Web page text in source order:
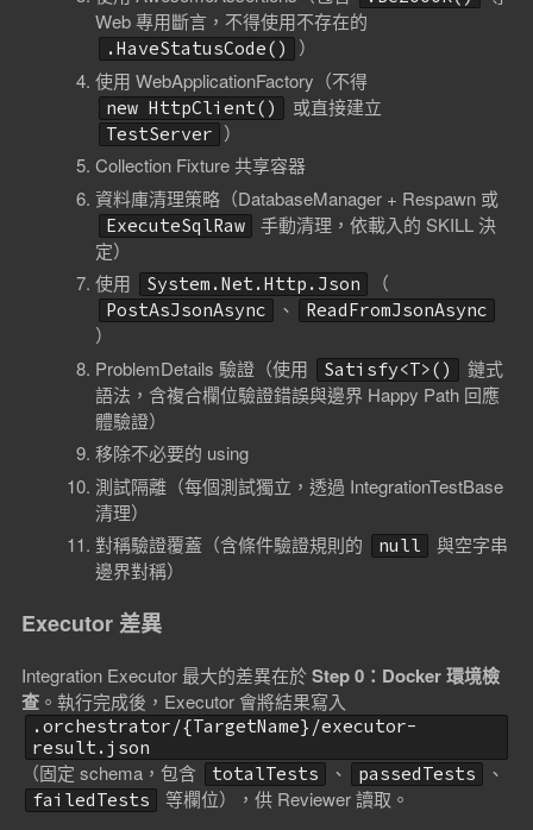
Web 專用斷言，不得使用不存在的
.HaveStatusCode()
）
使用 WebApplicationFactory（不得
new HttpClient() 或直接建立
TestServer ）
Collection Fixture 共享容器
資料庫清理策略（DatabaseManager + Respawn 或
ExecuteSqlRaw
手動清理，依載入的 SKILL 決
定）
使用
System.Net.Http.Json （
PostAsJsonAsync 、 ReadFromJsonAsync
）
ProblemDetails 驗證（使用
Satisfy<T>()
鏈式
語法，含複合欄位驗證錯誤與邊界 Happy Path 回應
體驗證）
移除不必要的 using
測試隔離（每個測試獨立，透過 IntegrationTestBase
清理）
對稱驗證覆蓋（含條件驗證規則的
null
與空字串
邊界對稱）
Executor 差異
Integration Executor 最大的差異在於Step 0：Docker 環境檢
查。執行完成後，Executor 會將結果寫入
.orchestrator/{TargetName}/executor-
result.json
（固定 schema，包含 totalTests 、 passedTests 、
failedTests 等欄位），供 Reviewer 讀取。